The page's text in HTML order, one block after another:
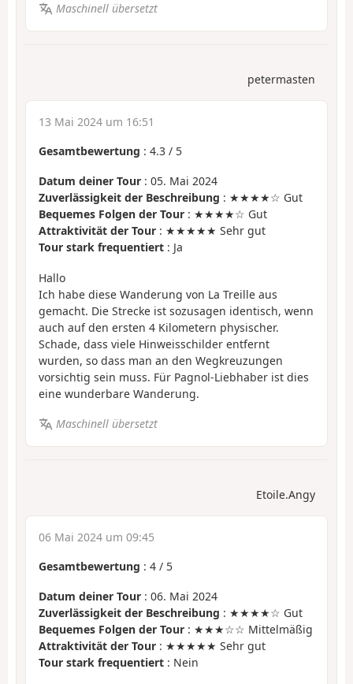
Maschinell übersetzt
petermasten
13 Mai 2024 um 16:51
Gesamtbewertung : 4.3 / 5
Datum deiner Tour : 05. Mai 2024
Zuverlässigkeit der Beschreibung : ★★★★☆ Gut
Bequemes Folgen der Tour : ★★★★☆ Gut
Attraktivität der Tour : ★★★★★ Sehr gut
Tour stark frequentiert : Ja
Hallo
Ich habe diese Wanderung von La Treille aus
gemacht. Die Strecke ist sozusagen identisch, wenn
auch auf den ersten 4 Kilometern physischer.
Schade, dass viele Hinweisschilder entfernt
wurden, so dass man an den Wegkreuzungen
vorsichtig sein muss. Für Pagnol-Liebhaber ist dies
eine wunderbare Wanderung.
Maschinell übersetzt
Etoile.Angy
06 Mai 2024 um 09:45
Gesamtbewertung : 4 / 5
Datum deiner Tour : 06. Mai 2024
Zuverlässigkeit der Beschreibung : ★★★★☆ Gut
Bequemes Folgen der Tour : ★★★☆☆ Mittelmäßig
Attraktivität der Tour : ★★★★★ Sehr gut
Tour stark frequentiert : Nein